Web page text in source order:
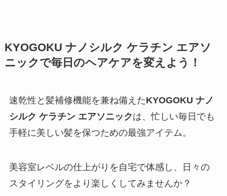
KYOGOKU ナノシルク ケラチン エアソ
ニックで毎日のヘアケアを変えよう！
速乾性と髪補修機能を兼ね備えたKYOGOKU ナノ
シルク ケラチン エアソニックは、忙しい毎日でも
手軽に美しい髪を保つための最強アイテム。
美容室レベルの仕上がりを自宅で体感し、日々の
スタイリングをより楽しくしてみませんか？